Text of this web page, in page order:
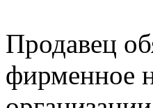
Продавец
фирменное